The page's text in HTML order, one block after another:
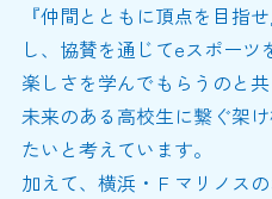
『仲間とともに頂点を目指
し、協賛を通じてeスポー
楽しさを学んでもらうのと
未来のある高校生に繋ぐ架
たいと考えています。
加えて、横浜・Ｆマリノス